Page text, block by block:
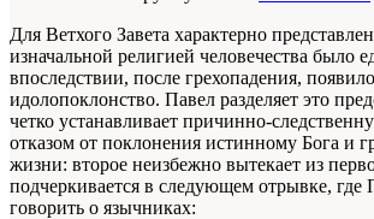
Для Ветхого Завета характерно
изначальной религией человечества было
впоследствии, после грехопадения,
идолопоклонство. Павел разделяет это
четко устанавливает причинно-
отказом от поклонения истинному Бога и
жизни: второе неизбежно вытекает из
подчеркивается в следующем отрывке, где
говорить о язычниках: